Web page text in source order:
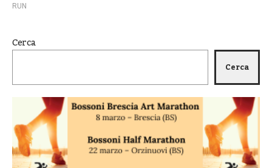
RUN
Cerca
Cerca